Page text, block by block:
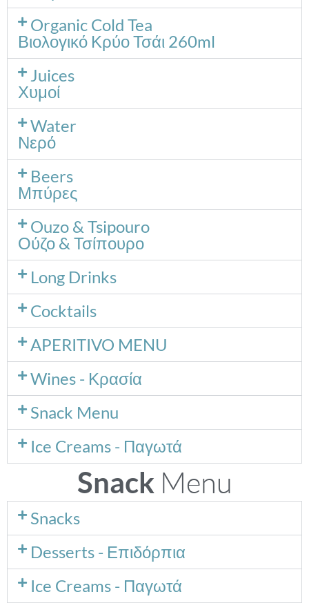
Organic Cold Tea
Βιολογικό Κρύο Τσάι 260ml
Juices
Χυμοί
Water
Νερό
Beers
Μπύρες
Ouzo & Tsipouro
Ούζο & Τσίπουρο
Long Drinks
Cocktails
APERITIVO MENU
Wines - Κρασία
Snack Menu
Ice Creams - Παγωτά​
Snack Menu
Snacks
Desserts - Επιδόρπια
Ice Creams - Παγωτά